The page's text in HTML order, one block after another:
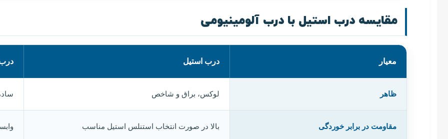
مقایسه درب استیل با درب آلومینیومی
معیار درب استیل درب
ظاهر لوکس، براق و شاخص
مقاومت در برابر خوردگی بالا در صورت انتخاب استنلس استیل مناسب